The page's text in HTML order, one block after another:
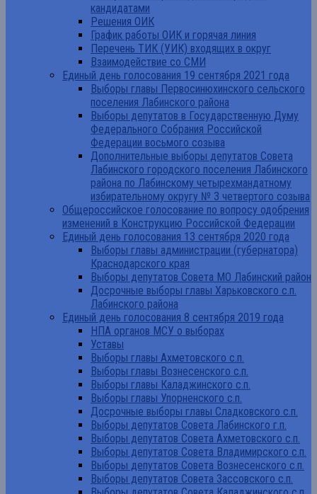
кандидатами
Решения ОИК
График работы ОИК и горячая линия
Перечень ТИК (УИК) входящих в округ
Взаимодействие со СМИ
Единый день голосования 19 сентября 2021 года
Выборы главы Первосинюхинского сельского
поселения Лабинского района
Выборы депутатов в Государственную Думу
Федерального Собрания Российской
Федерации восьмого созыва
Дополнительные выборы депутатов Совета
Лабинского городского поселения Лабинского
района по Лабинскому четырехмандатному
избирательному округу № 3 четвертого созыва
Общероссийское голосование по вопросу одобрения
изменений в Конструкцию Российской Федерации
Единый день голосования 13 сентября 2020 года
Выборы главы администрации (губернатора)
Краснодарского края
Выборы депутатов Совета МО Лабинский район
Досрочные выборы главы Харьковского с.п.
Лабинского района
Единый день голосования 8 сентября 2019 года
НПА органов МСУ о выборах
Уставы
Выборы главы Ахметовского с.п.
Выборы главы Вознесенского с.п.
Выборы главы Каладжинского с.п.
Выборы главы Упорненского с.п.
Досрочные выборы главы Сладковского с.п.
Выборы депутатов Совета Лабинского г.п.
Выборы депутатов Совета Ахметовского с.п.
Выборы депутатов Совета Владимирского с.п.
Выборы депутатов Совета Вознесенского с.п.
Выборы депутатов Совета Зассовского с.п.